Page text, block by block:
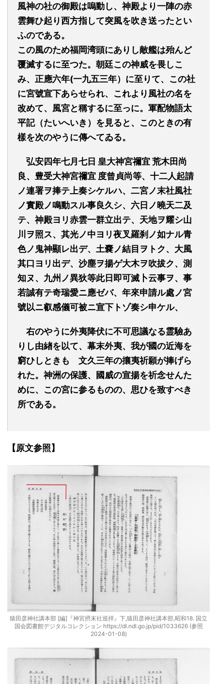
風神の社の御殿は嗚動し、神殿より一陣の赤
雲舞ひ起り西方指して突風を吹き送ったとい
ふのである。
この風のため福岡湾頭にありし敵艦は殆んど
覆滅するに至つた。朝廷この神威を畏しこ
み、正應六年(一九五三年）に至りて、この社
に宮號宣下あらせられ、これより風社の名を
改めて、風宮と稱するに至っに。軍配物語太
平記（たいへいき）を見ると、このときの有
樣を次のやうに傳へてゐる。
弘安四年七月七日 皇大神宮禰宜荒木田尚
良、豊受大神宮禰宜 度曾貞尚等、十二人起請
ノ連署ヲ捧テ上奏シケルハ、二宮ノ末社風社
ノ實殿ノ鳴動スル事良久シ、六日ノ曉天二及
テ、神殿ヨリ赤雲一群立出テ、天地ヲ耀シ山
川ヲ照ス、其光ノ中ヨリ夜叉羅刹ノ如ナル青
色ノ鬼神顯レ出デ、土嚢ノ結目ヲトク、大風
其口ヨリ出デ、沙塵ヲ揚ゲ大木ヲ吹拔ク、測
知ヌ、九州ノ異狄等此日即可滅卜云事ヲ、事
若誠有テ奇瑞愛ニ應ゼバ、年來申請ル處ノ宮
號以ニ叡感儀可被ニ宣下トゾ奏シ申ケル、
右のやうに外夷降伏に不可思議なる霊驗あ
りし由緖を以て、幕末外夷、我が國の近海を
窮ひしときも 文久三年の攘夷祈願が捧げら
れた。神洲の保護、國威の宣揚を祈念せんた
めに、この宮に参るものの、思ひを致すべき
所である。
【原文参照】
猿田彦神社講本部 [編]『神宮摂末社巡拝』下,猿田彦神社講本部,昭和18. 国立
国会図書館デジタルコレクション https://dl.ndl.go.jp/pid/1033626 (参照
2024-01-08)